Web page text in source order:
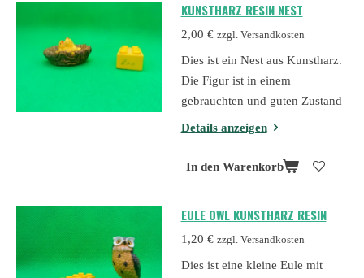
KUNSTHARZ RESIN NEST
2,00 € zzgl. Versandkosten
Dies ist ein Nest aus Kunstharz.
Die Figur ist in einem
gebrauchten und guten Zustand
Details anzeigen
In den Warenkorb
EULE OWL KUNSTHARZ RESIN
1,20 € zzgl. Versandkosten
Dies ist eine kleine Eule mit